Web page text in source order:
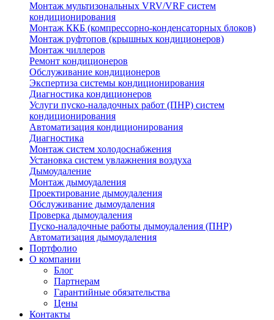
Монтаж мультизональных VRV/VRF систем
кондиционирования
Монтаж ККБ (компрессорно-конденсаторных блоков)
Монтаж руфтопов (крышных кондиционеров)
Монтаж чиллеров
Ремонт кондиционеров
Обслуживание кондиционеров
Экспертиза системы кондиционирования
Диагностика кондиционеров
Услуги пуско-наладочных работ (ПНР) систем
кондиционирования
Автоматизация кондиционирования
Диагностика
Монтаж систем холодоснабжения
Установка систем увлажнения воздуха
Дымоудаление
Монтаж дымоудаления
Проектирование дымоудаления
Обслуживание дымоудаления
Проверка дымоудаления
Пуско-наладочные работы дымоудаления (ПНР)
Автоматизация дымоудаления
Портфолио
О компании
Блог
Партнерам
Гарантийные обязательства
Цены
Контакты